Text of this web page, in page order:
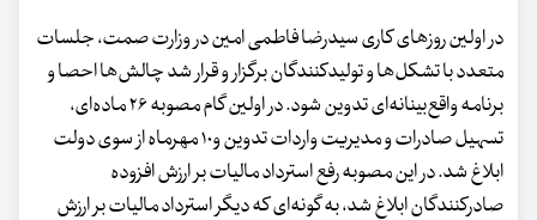
در اولین روزهای کاری سیدرضا فاطمی امین در وزارت صمت، جلسات
متعدد با تشکل‌ها و تولیدکنندگان برگزار و قرار شد چالش‌ها احصا و
برنامه واقع‌بینانه‌ای تدوین شود. در اولین گام مصوبه ۲۶ ماده‌ای،
تسهیل صادرات و مدیریت واردات تدوین و۱۰ مهرماه از سوی دولت
ابلاغ شد. در این مصوبه رفع استرداد مالیات بر ارزش افزوده
صادرکنندگان ابلاغ شد، به گونه‌ای که دیگر استرداد مالیات بر ارزش